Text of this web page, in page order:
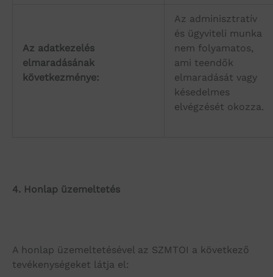
Az adatkezelés
elmaradásának
következménye:
Az adminisztratív
és ügyviteli munka
nem folyamatos,
ami teendők
elmaradását vagy
késedelmes
elvégzését okozza.
4. Honlap üzemeltetés
A honlap üzemeltetésével az SZMTOI a következő
tevékenységeket látja el: